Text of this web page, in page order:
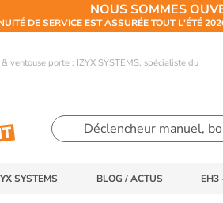
NOUS SOMMES
DE SERVICE EST ASSURÉE TOUT L'ÉTÉ
ventouse porte : IZYX SYSTEMS, spécialiste du
SYSTEMS BLOG / ACTUS EH3